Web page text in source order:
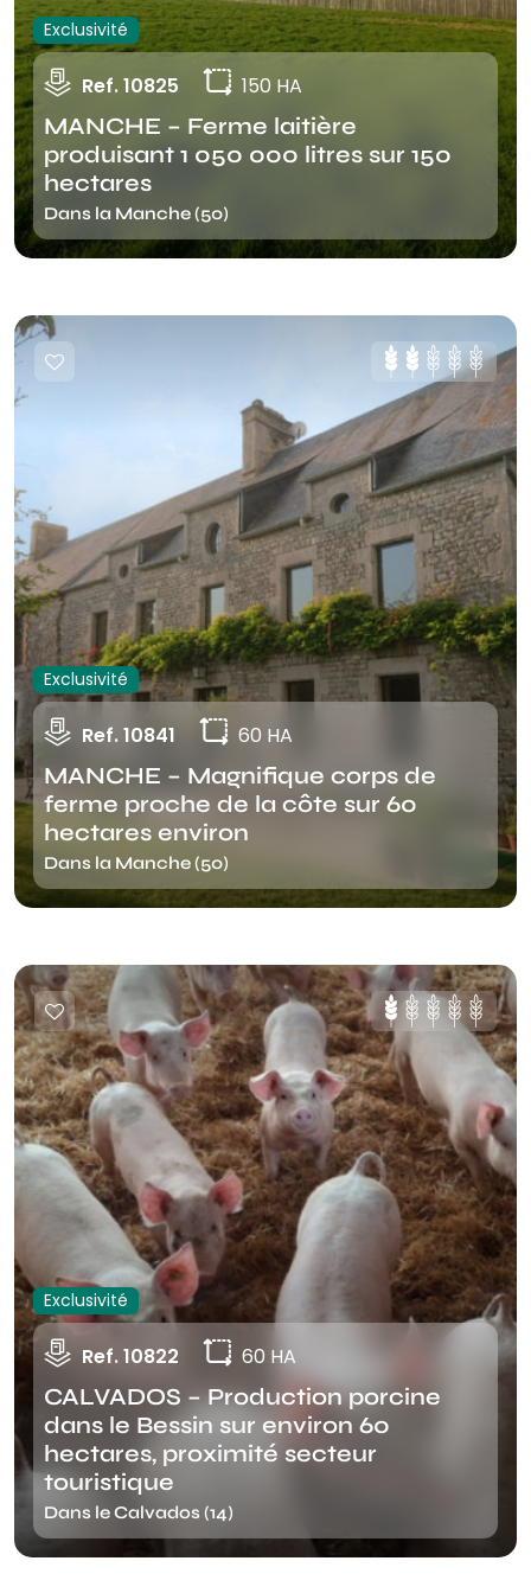
Exclusivité
Ref. 10825 150 HA
MANCHE – Ferme laitière
produisant 1 050 000 litres sur 150
hectares
Dans la Manche (50)
Exclusivité
Ref. 10841 60 HA
MANCHE – Magnifique corps de
ferme proche de la côte sur 60
hectares environ
Dans la Manche (50)
Exclusivité
Ref. 10822 60 HA
CALVADOS – Production porcine
dans le Bessin sur environ 60
hectares, proximité secteur
touristique
Dans le Calvados (14)